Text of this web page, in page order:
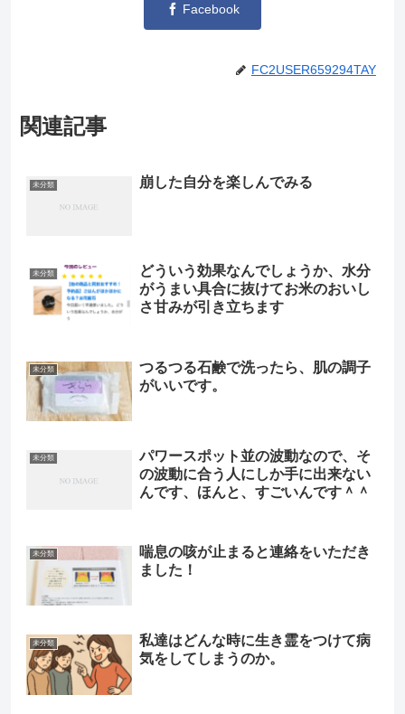
Facebook
FC2USER659294TAY
関連記事
未分類 崩した自分を楽しんでみる
未分類
どういう効果なんでしょうか、水分
がうまい具合に抜けてお米のおいし
さ甘みが引き立ちます
未分類
つるつる石鹸で洗ったら、肌の調子
がいいです。
未分類
パワースポット並の波動なので、そ
の波動に合う人にしか手に出来ない
んです、ほんと、すごいんです＾＾
未分類
喘息の咳が止まると連絡をいただき
ました！
未分類
私達はどんな時に生き霊をつけて病
気をしてしまうのか。